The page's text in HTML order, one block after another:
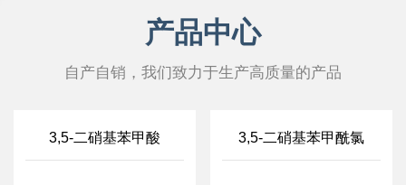
产品中心
自产自销，我们致力于生产高质量的产品
3,5-二硝基苯甲酸 3,5-二硝基苯甲酰氯